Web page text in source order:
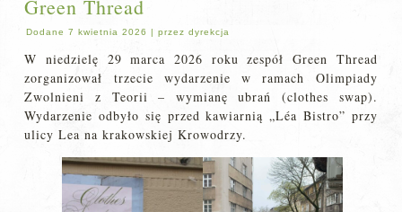
Green Thread
Dodane 7 kwietnia 2026 |przez dyrekcja
W niedzielę 29 marca 2026 roku zespół Green Thread
zorganizował trzecie wydarzenie w ramach Olimpiady
Zwolnieni z Teorii – wymianę ubrań (clothes swap).
Wydarzenie odbyło się przed kawiarnią „Léa Bistro” przy
ulicy Lea na krakowskiej Krowodrzy.